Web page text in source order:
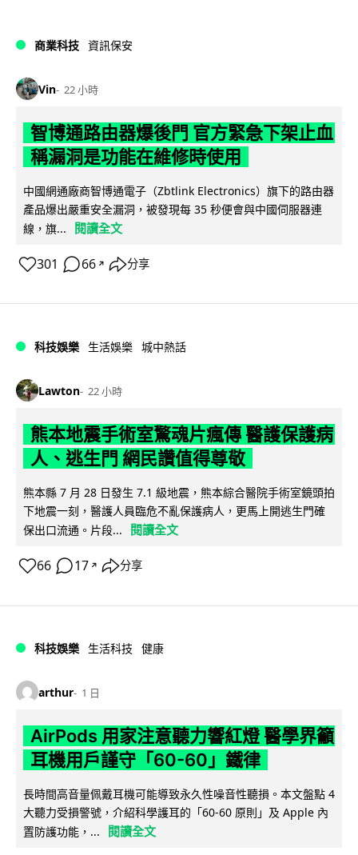
商業科技 資訊保安
Vin 22 小時
智博通路由器爆後門 官方緊急下架止血
稱漏洞是功能在維修時使用
中國網通廠商智博通電子（Zbtlink Electronics）旗下的路由器
產品爆出嚴重安全漏洞，被發現每 35 秒便會與中國伺服器連
線，旗...
閱讀全文
301 66 ↗ 分享
科技娛樂 生活娛樂 城中熱話
Lawton 22 小時
熊本地震手術室驚魂片瘋傳 醫護保護病
人、逃生門 網民讚值得尊敬
熊本縣 7 月 28 日發生 7.1 級地震，熊本綜合醫院手術室鏡頭拍
下地震一刻，醫護人員臨危不亂保護病人，更馬上開逃生門確
保出口流通。片段...
閱讀全文
66 17 ↗ 分享
科技娛樂 生活科技 健康
arthur 1 日
AirPods 用家注意聽力響紅燈 醫學界籲
耳機用戶謹守「60-60」鐵律
長時間高音量佩戴耳機可能導致永久性噪音性聽損。本文盤點 4
大聽力受損警號，介紹科學護耳的「60-60 原則」及 Apple 內
置防護功能，...
閱讀全文